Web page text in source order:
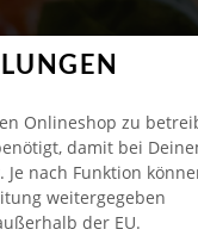
Onlineshop zu
damit bei
nach Funktion
weitergegeben
der EU.